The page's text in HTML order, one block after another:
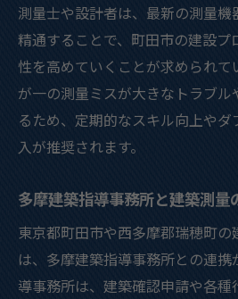
多摩建築指導事務所の
関係
建築測量で申請ミスを
建築測量知識の活用で
行政窓口と連携する建
地域特有の基準理解でトラブ
建築測量と町田市の基
由
地域基準を守る建築測
測量士や設計者は、最新の測量
精通することで、町田市の建設
性を高めていくことが求められて
が一の測量ミスが大きなトラブ
るため、定期的なスキル向上や
入が推奨されます。
多摩建築指導事務所と建築測量
東京都町田市や西多摩郡瑞穂町
は、多摩建築指導事務所との連
導事務所は、建築確認申請や各